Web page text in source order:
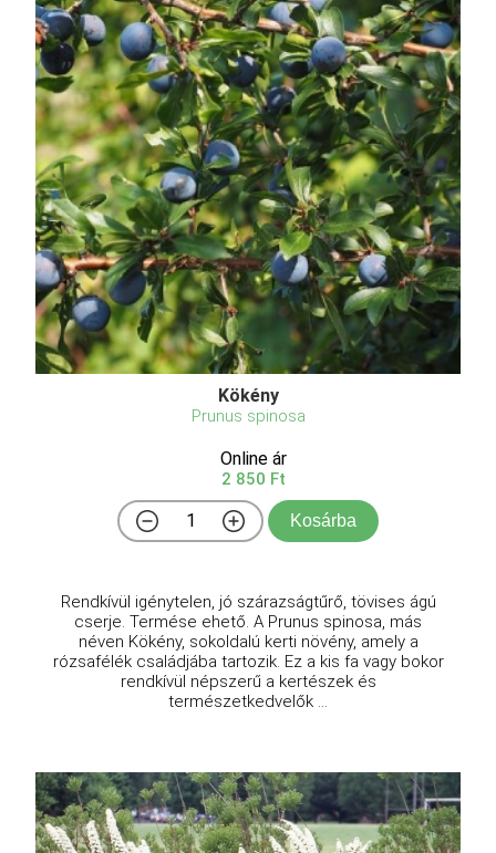
Kökény
Prunus spinosa
Online ár
2 850 Ft
Kosárba
Rendkívül igénytelen, jó szárazságtűrő, tövises ágú
cserje. Termése ehető. A Prunus spinosa, más
néven Kökény, sokoldalú kerti növény, amely a
rózsafélék családjába tartozik. Ez a kis fa vagy bokor
rendkívül népszerű a kertészek és
természetkedvelők ...